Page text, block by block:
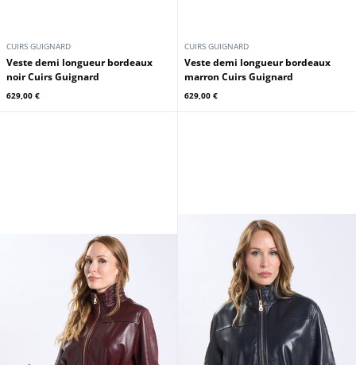
CUIRS GUIGNARD
Veste demi longueur bordeaux
noir Cuirs Guignard
629,00 €
CUIRS GUIGNARD
Veste demi longueur bordeaux
marron Cuirs Guignard
629,00 €